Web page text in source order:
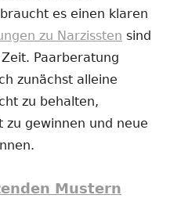
es einen klaren
zu Narzissten sind
Paarberatung
zunächst alleine
zu behalten,
zu gewinnen und neue
Mustern